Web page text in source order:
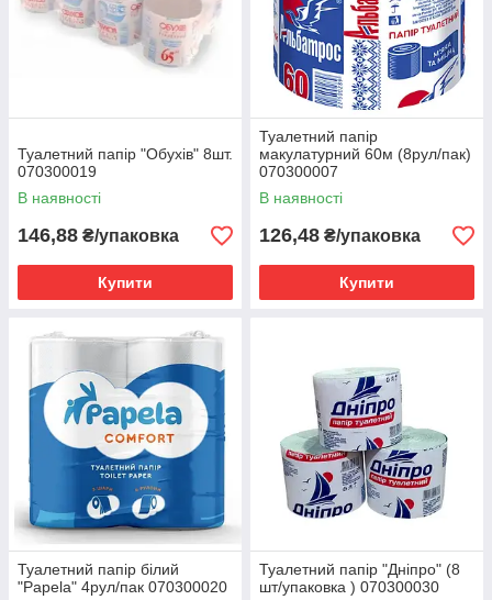
Туалетний папір "Обухів" 8шт.
070300019
В наявності
146,88 ₴/упаковка
Купити
Туалетний папір
макулатурний 60м (8рул/пак)
070300007
В наявності
126,48 ₴/упаковка
Купити
Туалетний папір білий
"Papela" 4рул/пак 070300020
Туалетний папір "Дніпро" (8
шт/упаковка ) 070300030